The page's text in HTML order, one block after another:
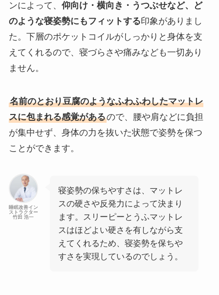
ンによって、 仰向け・横向き・うつぶせなど、ど
のような寝姿勢にもフィットする印象がありまし
た。下層のポケットコイルがしっかりと身体を支
えてくれるので、寝づらさや痛みなども一切あり
ません。
名前のとおり豆腐のようなふわふわしたマットレ
スに包まれる感覚があるので、腰や肩などに負担
が集中せず、身体の力を抜いた状態で姿勢を保つ
ことができます。
睡眠改善イン
ストラクター
竹田 浩一
寝姿勢の保ちやすさは、マットレ
スの硬さや反発力によって決まり
ます。スリーピーとうふマットレ
スはほどよい硬さを有しながら支
えてくれるため、寝姿勢を保ちや
すさを実現しているのでしょう。